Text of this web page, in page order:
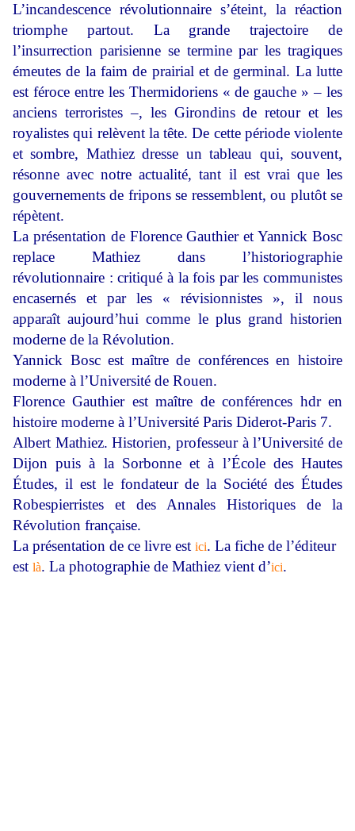
L’incandescence révolutionnaire s’éteint, la réaction
triomphe partout. La grande trajectoire de
l’insurrection parisienne se termine par les tragiques
émeutes de la faim de prairial et de germinal. La lutte
est féroce entre les Thermidoriens « de gauche » – les
anciens terroristes –, les Girondins de retour et les
royalistes qui relèvent la tête. De cette période violente
et sombre, Mathiez dresse un tableau qui, souvent,
résonne avec notre actualité, tant il est vrai que les
gouvernements de fripons se ressemblent, ou plutôt se
répètent.
La présentation de Florence Gauthier et Yannick Bosc
replace Mathiez dans l’historiographie
révolutionnaire : critiqué à la fois par les communistes
encasernés et par les « révisionnistes », il nous
apparaît aujourd’hui comme le plus grand historien
moderne de la Révolution.
Yannick Bosc est maître de conférences en histoire
moderne à l’Université de Rouen.
Florence Gauthier est maître de conférences hdr en
histoire moderne à l’Université Paris Diderot-Paris 7.
Albert Mathiez. Historien, professeur à l’Université de
Dijon puis à la Sorbonne et à l’École des Hautes
Études, il est le fondateur de la Société des Études
Robespierristes et des Annales Historiques de la
Révolution française.
La présentation de ce livre est ici. La fiche de l’éditeur
est là. La photographie de Mathiez vient d’ici.